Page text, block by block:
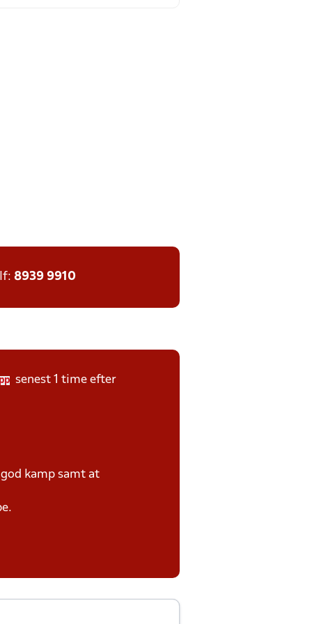
8939 9910
senest 1 time efter
kamp samt at